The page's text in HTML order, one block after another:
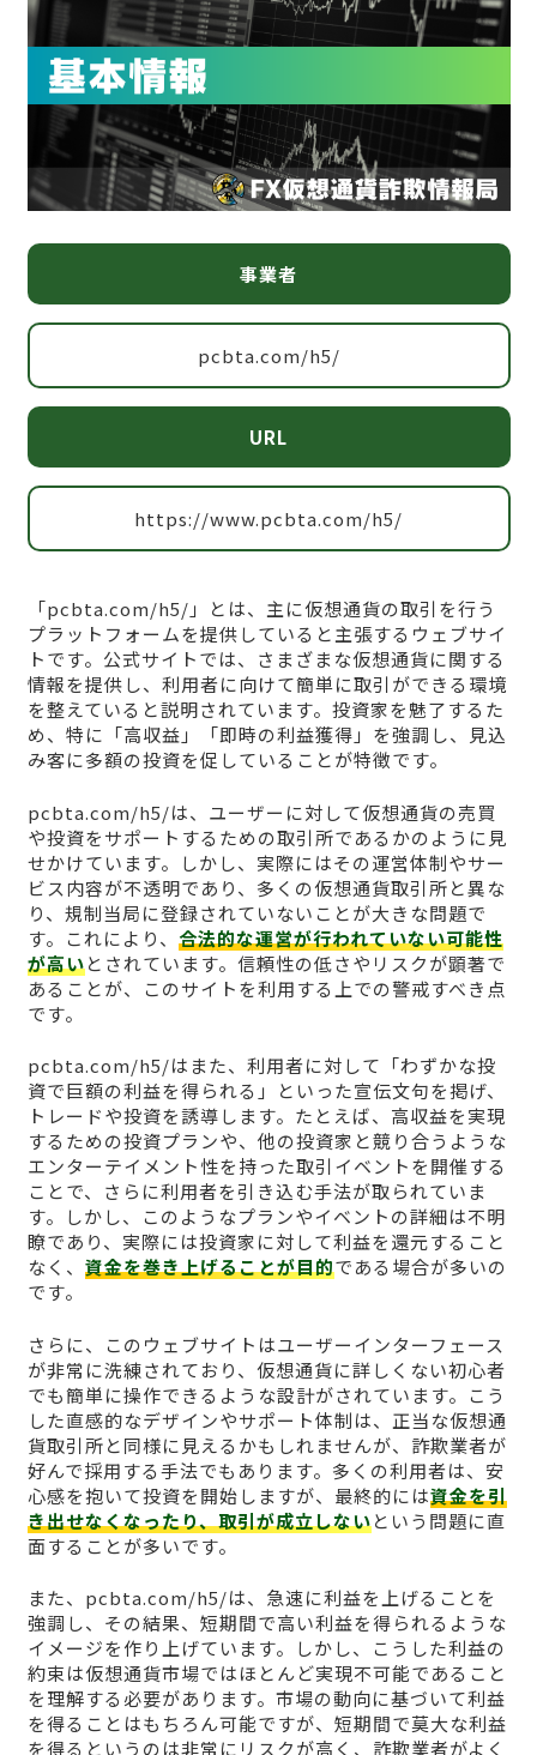
事業者
pcbta.com/h5/
URL
https://www.pcbta.com/h5/
「pcbta.com/h5/」とは、主に仮想通貨の取引を行う
プラットフォームを提供していると主張するウェブサイ
トです。公式サイトでは、さまざまな仮想通貨に関する
情報を提供し、利用者に向けて簡単に取引ができる環境
を整えていると説明されています。投資家を魅了するた
め、特に「高収益」「即時の利益獲得」を強調し、見込
み客に多額の投資を促していることが特徴です。
pcbta.com/h5/は、ユーザーに対して仮想通貨の売買
や投資をサポートするための取引所であるかのように見
せかけています。しかし、実際にはその運営体制やサー
ビス内容が不透明であり、多くの仮想通貨取引所と異な
り、規制当局に登録されていないことが大きな問題で
す。これにより、 合法的な運営が行われていない可能性
が高いとされています。信頼性の低さやリスクが顕著で
あることが、このサイトを利用する上での警戒すべき点
です。
pcbta.com/h5/はまた、利用者に対して「わずかな投
資で巨額の利益を得られる」といった宣伝文句を掲げ、
トレードや投資を誘導します。たとえば、高収益を実現
するための投資プランや、他の投資家と競り合うような
エンターテイメント性を持った取引イベントを開催する
ことで、さらに利用者を引き込む手法が取られていま
す。しかし、このようなプランやイベントの詳細は不明
瞭であり、実際には投資家に対して利益を還元すること
なく、 資金を巻き上げることが目的である場合が多いの
です。
さらに、このウェブサイトはユーザーインターフェース
が非常に洗練されており、仮想通貨に詳しくない初心者
でも簡単に操作できるような設計がされています。こう
した直感的なデザインやサポート体制は、正当な仮想通
貨取引所と同様に見えるかもしれませんが、詐欺業者が
好んで採用する手法でもあります。多くの利用者は、安
心感を抱いて投資を開始しますが、最終的には資金を引
き出せなくなったり、取引が成立しないという問題に直
面することが多いです。
また、pcbta.com/h5/は、急速に利益を上げることを
強調し、その結果、短期間で高い利益を得られるような
イメージを作り上げています。しかし、こうした利益の
約束は仮想通貨市場ではほとんど実現不可能であること
を理解する必要があります。市場の動向に基づいて利益
を得ることはもちろん可能ですが、短期間で莫大な利益
を得るというのは非常にリスクが高く、詐欺業者がよく